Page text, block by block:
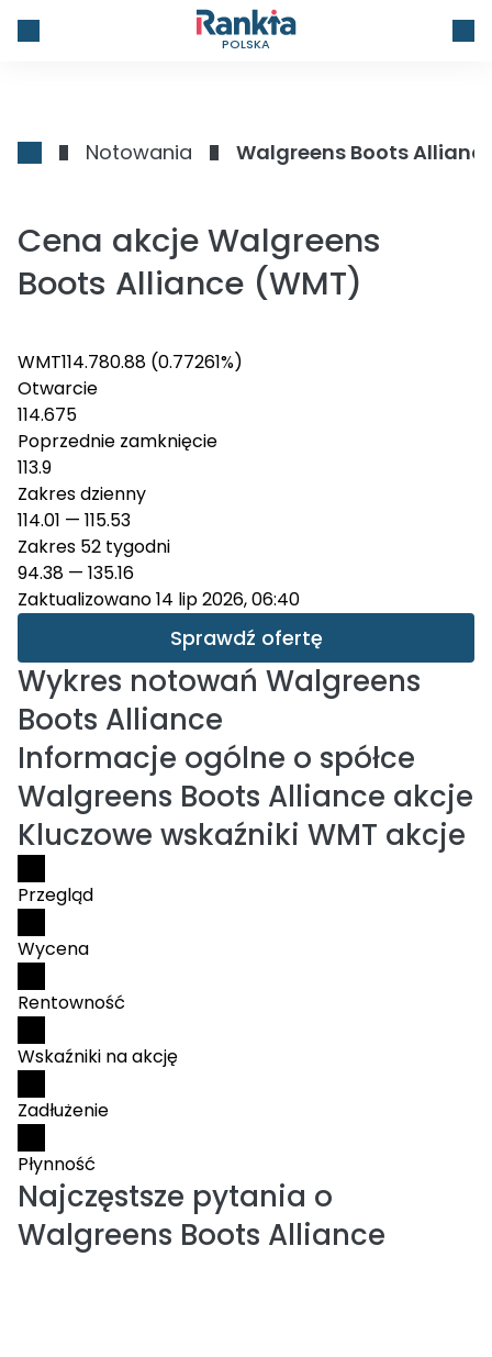
POLSKA
Notowania Walgreens Boots
Cena akcje Walgreens
Boots Alliance (WMT)
WMT114.780.88 (0.77261%)
Otwarcie
114.675
Poprzednie zamknięcie
113.9
Zakres dzienny
114.01 — 115.53
Zakres 52 tygodni
94.38 — 135.16
Zaktualizowano 14 lip 2026, 06:40
Sprawdź ofertę
Wykres notowań Walgreens
Boots Alliance
Informacje ogólne o spółce
Walgreens Boots Alliance akcje
Kluczowe wskaźniki WMT akcje
Przegląd
Wycena
Rentowność
Wskaźniki na akcję
Zadłużenie
Płynność
Najczęstsze pytania o
Walgreens Boots Alliance